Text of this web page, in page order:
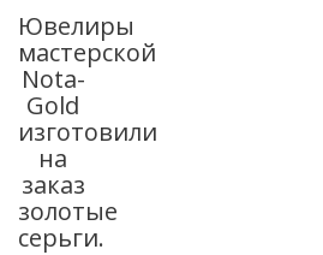
Ювелиры
мастерской
Nota-
Gold
изготовили
на
заказ
золотые
серьги.